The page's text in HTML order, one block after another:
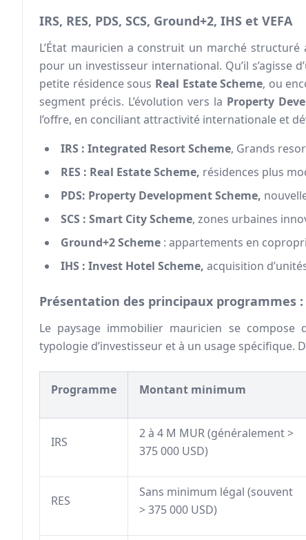
IRS, RES, PDS, SCS, Ground+2, IHS et VEFA
L’État mauricien a construit un marché
pour un investisseur international. Qu’il s’agisse
petite résidence sous Real Estate Scheme, ou
segment précis. L’évolution vers la Property
l’offre, en conciliant attractivité internationale et
IRS : Integrated Resort Scheme, Grands
RES : Real Estate Scheme, résidences plus
PDS: Property Development Scheme,
SCS : Smart City Scheme, zones urbaines
Ground+2 Scheme : appartements en
IHS : Invest Hotel Scheme, acquisition
Présentation des principaux programmes
Le paysage immobilier mauricien se compose
typologie d’investisseur et à un usage spécifique.
Programme Montant minimum
IRS
2 à 4 M MUR (généralement >
375 000 USD)
RES
Sans minimum légal (souvent
> 375 000 USD)